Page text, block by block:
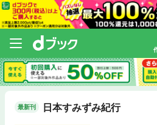
最新刊 日本すみずみ紀行